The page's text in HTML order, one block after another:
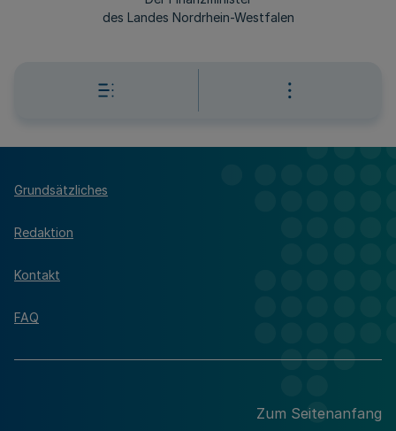
des Landes Nordrhein-Westfalen
Grundsätzliches
Redaktion
Kontakt
FAQ
Zum Seitenanfang